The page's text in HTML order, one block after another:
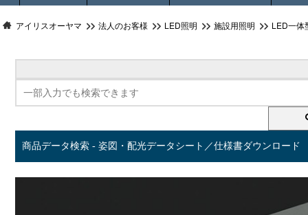
アイリスオーヤマ 法人のお客様 LED照明 施設用照明 LED一体
商品データ検索 - 姿図・配光データシート／仕様書ダウンロード